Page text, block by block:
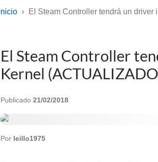
Inicio El Steam Controller tendrá un
El Steam Controller
Kernel
Publicado 21/02/2018
Por leillo1975